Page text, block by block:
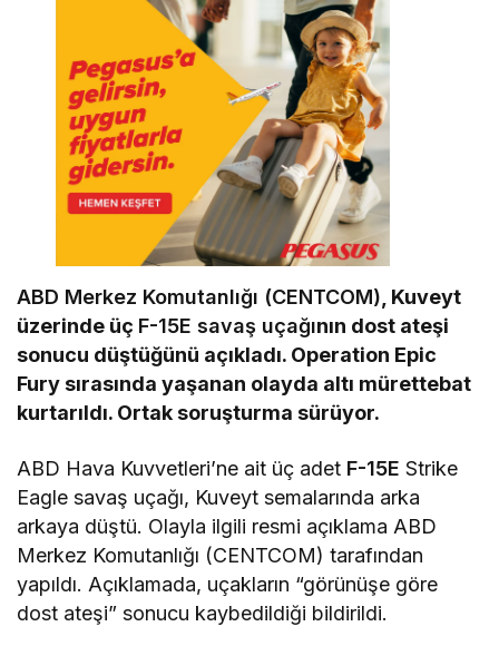
ABD Merkez Komutanlığı (CENTCOM) , Kuveyt
üzerinde üç F-15E savaş uçağının dost ateşi
sonucu düştüğünü açıkladı. Operation Epic
Fury sırasında yaşanan olayda altı mürettebat
kurtarıldı. Ortak soruşturma sürüyor.
ABD Hava Kuvvetleri’ne ait üç adet F-15E Strike
Eagle savaş uçağı, Kuveyt semalarında arka
arkaya düştü. Olayla ilgili resmi açıklama ABD
Merkez Komutanlığı (CENTCOM) tarafından
yapıldı. Açıklamada, uçakların “görünüşe göre
dost ateşi” sonucu kaybedildiği bildirildi.